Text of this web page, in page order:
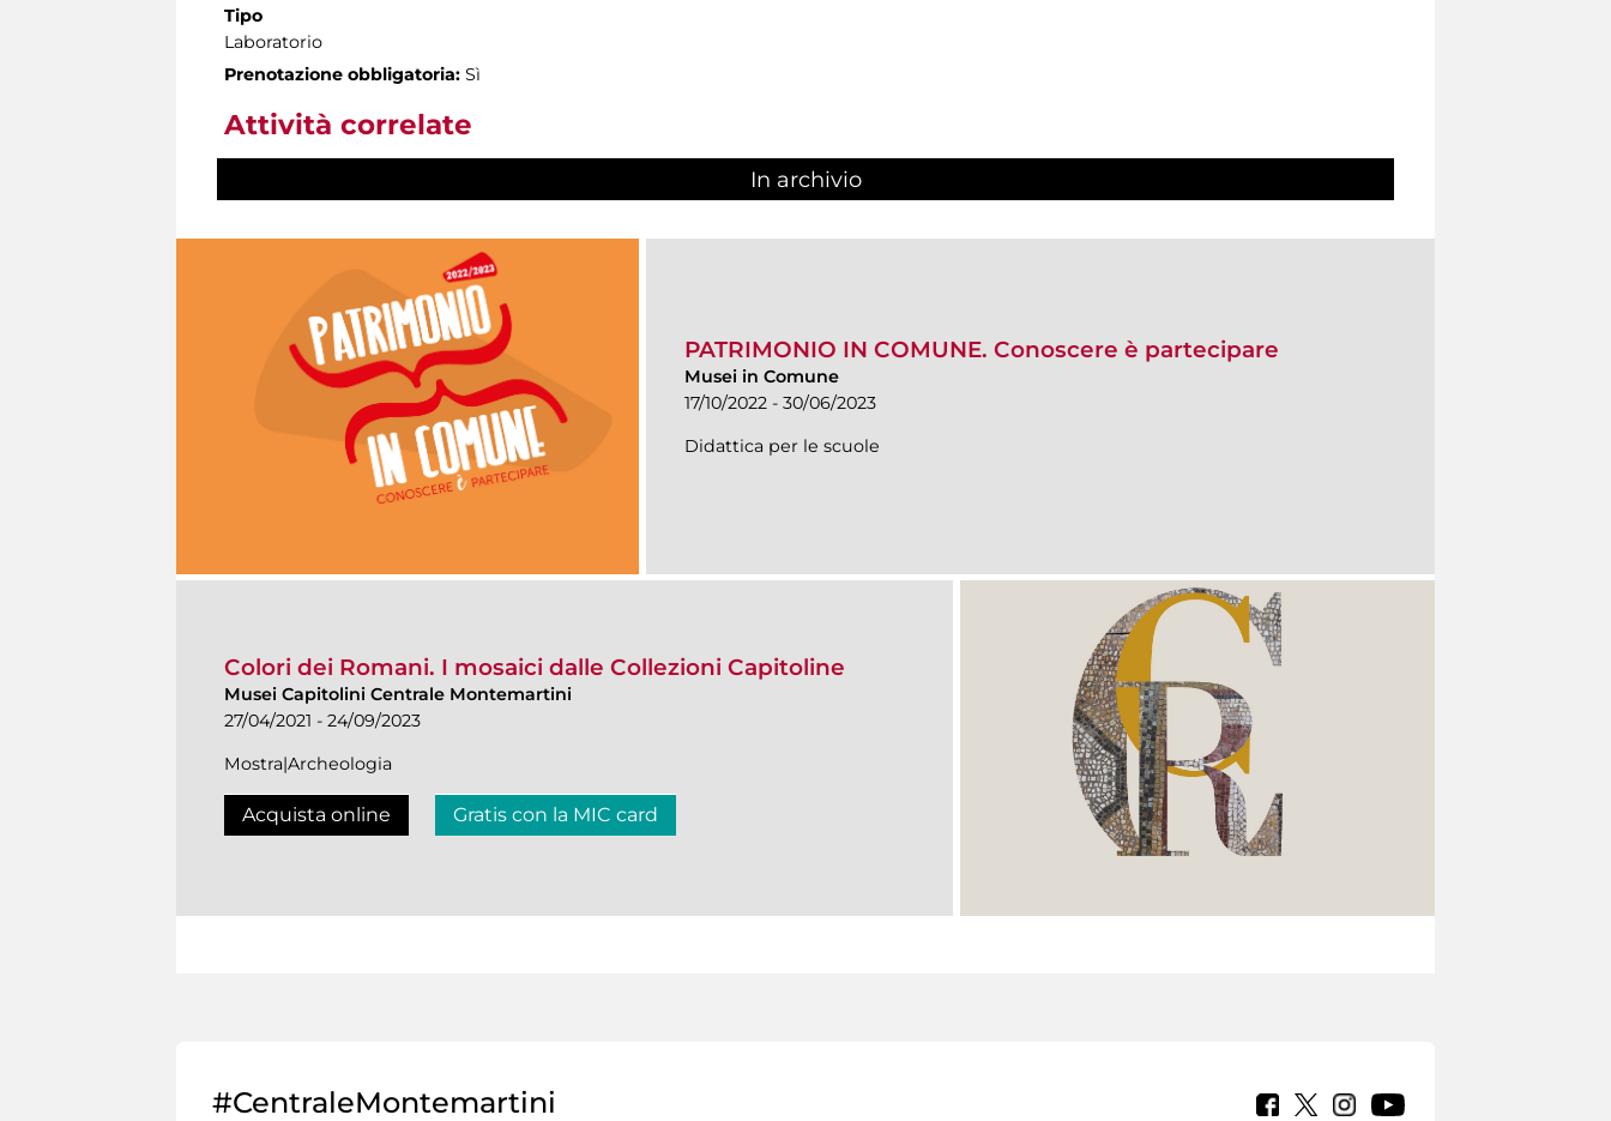
Tipo
Laboratorio
Prenotazione obbligatoria: Sì
Attività correlate
In archivio
PATRIMONIO IN COMUNE. Conoscere è partecipare
Musei in Comune
17/10/2022 - 30/06/2023
Didattica per le scuole
Colori dei Romani. I mosaici dalle Collezioni Capitoline
Musei Capitolini Centrale Montemartini
27/04/2021 - 24/09/2023
Mostra|Archeologia
Acquista online Gratis con la MIC card
#CentraleMontemartini